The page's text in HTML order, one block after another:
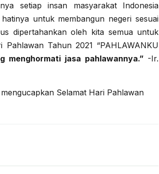
setiap insan masyarakat Indonesia
untuk membangun negeri sesuai
dipertahankan oleh kita semua untuk
Tahun 2021 “PAHLAWANKU
menghormati jasa pahlawannya.” -Ir.
Selamat Hari Pahlawan